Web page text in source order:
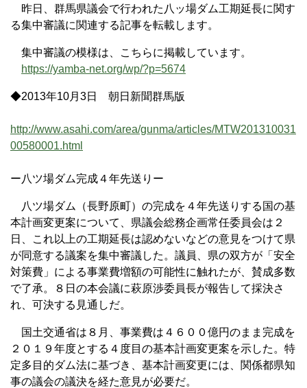
昨日、群馬県議会で行われた八ッ場ダム工期延長に関す
る集中審議に関連する記事を転載します。
集中審議の模様は、こちらに掲載しています。
https://yamba-net.org/wp/?p=5674
◆2013年10月3日 朝日新聞群馬版
http://www.asahi.com/area/gunma/articles/MTW201310031
00580001.html
ー八ツ場ダム完成４年先送りー
八ツ場ダム（長野原町）の完成を４年先送りする国の基
本計画変更案について、県議会総務企画常任委員会は２
日、これ以上の工期延長は認めないなどの意見をつけて県
が同意する議案を集中審議した。議員、県の双方が「安全
対策費」による事業費増額の可能性に触れたが、賛成多数
で了承。８日の本会議に萩原渉委員長が報告して採決さ
れ、可決する見通しだ。
国土交通省は８月、事業費は４６００億円のまま完成を
２０１９年度とする４度目の基本計画変更案を示した。特
定多目的ダム法に基づき、基本計画変更には、関係都県知
事の議会の議決を経た意見が必要だ。